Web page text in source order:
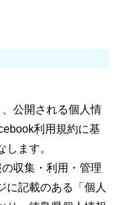
、公開される個人情
利用規約に基
ます。
収集・利用・管理
に記載のある「個人